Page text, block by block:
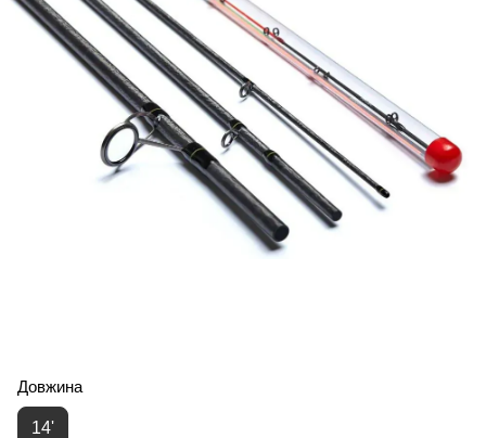
Довжина
14'